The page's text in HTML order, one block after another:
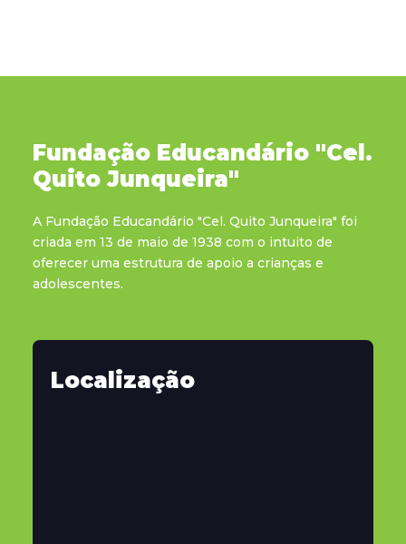
Fundação Educandário "Cel.
Quito Junqueira"
A Fundação Educandário "Cel. Quito Junqueira" foi
criada em 13 de maio de 1938 com o intuito de
oferecer uma estrutura de apoio a crianças e
adolescentes.
Localização